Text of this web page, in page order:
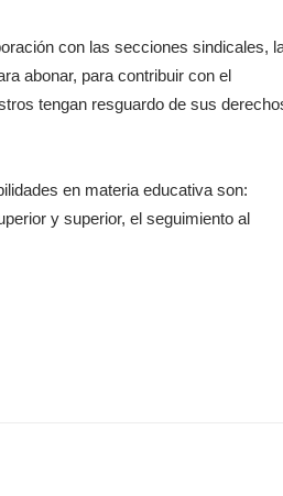
con las secciones sindicales,
abonar, para contribuir con el
tengan resguardo de sus
en materia educativa son:
y superior, el seguimiento al